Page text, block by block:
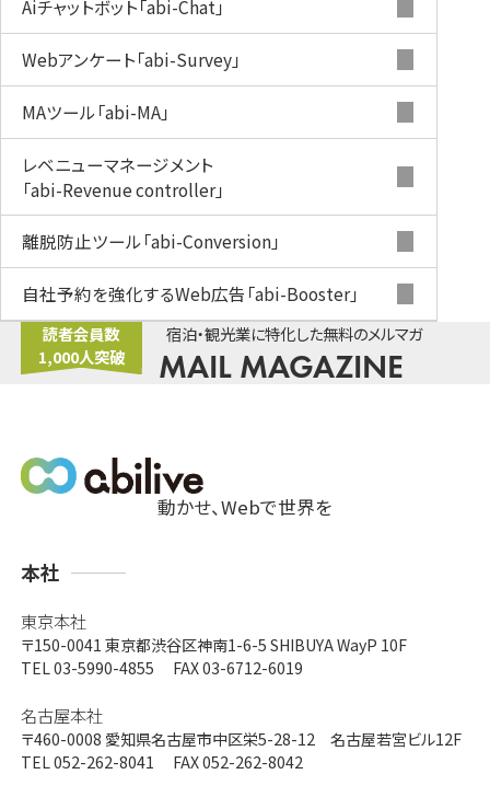
Aiチャットボット「abi-Chat」
Webアンケート「abi-Survey」
MAツール「abi-MA」
レベニューマネージメント
「abi-Revenue controller」
離脱防止ツール「abi-Conversion」
自社予約を強化するWeb広告 「abi-Booster」
宿泊・観光業に特化した無料のメルマガ
MAIL MAGAZINE
読者会員数
1,000人突破
動かせ、Webで世界を
支
本社
東京本社
〒150-0041 東京都渋谷区神南1-6-5 SHIBUYA WayP 10F
TEL 03-5990-4855 FAX 03-6712-6019
名古屋本社
〒460-0008 愛知県名古屋市中区栄5-28-12 名古屋若宮ビル12F
TEL 052-262-8041 FAX 052-262-8042